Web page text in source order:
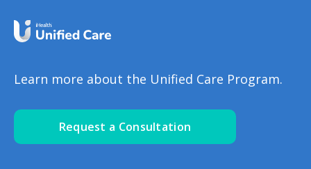
Learn more about the Unified Care Program.
Request a Consultation